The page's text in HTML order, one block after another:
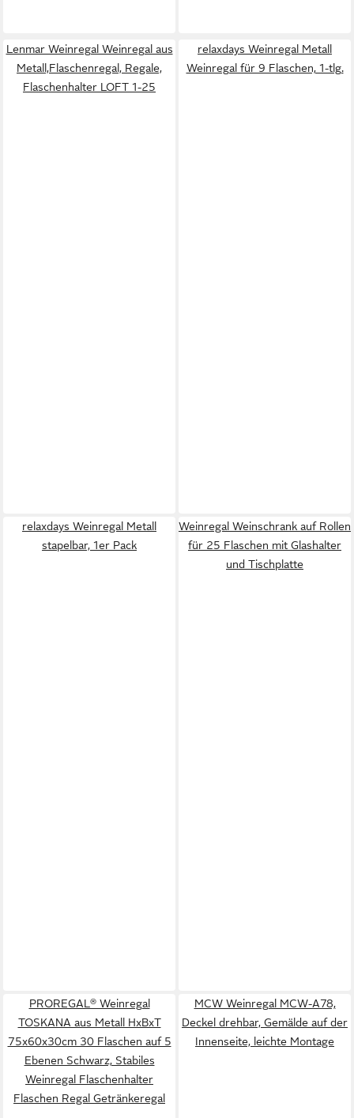
Lenmar Weinregal Weinregal aus
Metall,Flaschenregal, Regale,
Flaschenhalter LOFT 1-25
relaxdays Weinregal Metall
Weinregal für 9 Flaschen, 1-tlg.
relaxdays Weinregal Metall
stapelbar, 1er Pack
Weinregal Weinschrank auf Rollen
für 25 Flaschen mit Glashalter
und Tischplatte
PROREGAL® Weinregal
TOSKANA aus Metall HxBxT
75x60x30cm 30 Flaschen auf 5
Ebenen Schwarz, Stabiles
Weinregal Flaschenhalter
Flaschen Regal Getränkeregal
MCW Weinregal MCW-A78,
Deckel drehbar, Gemälde auf der
Innenseite, leichte Montage